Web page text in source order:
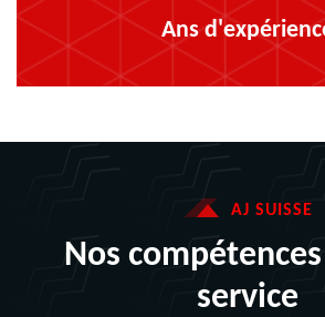
Ans
AJ SUISSE
Nos
service